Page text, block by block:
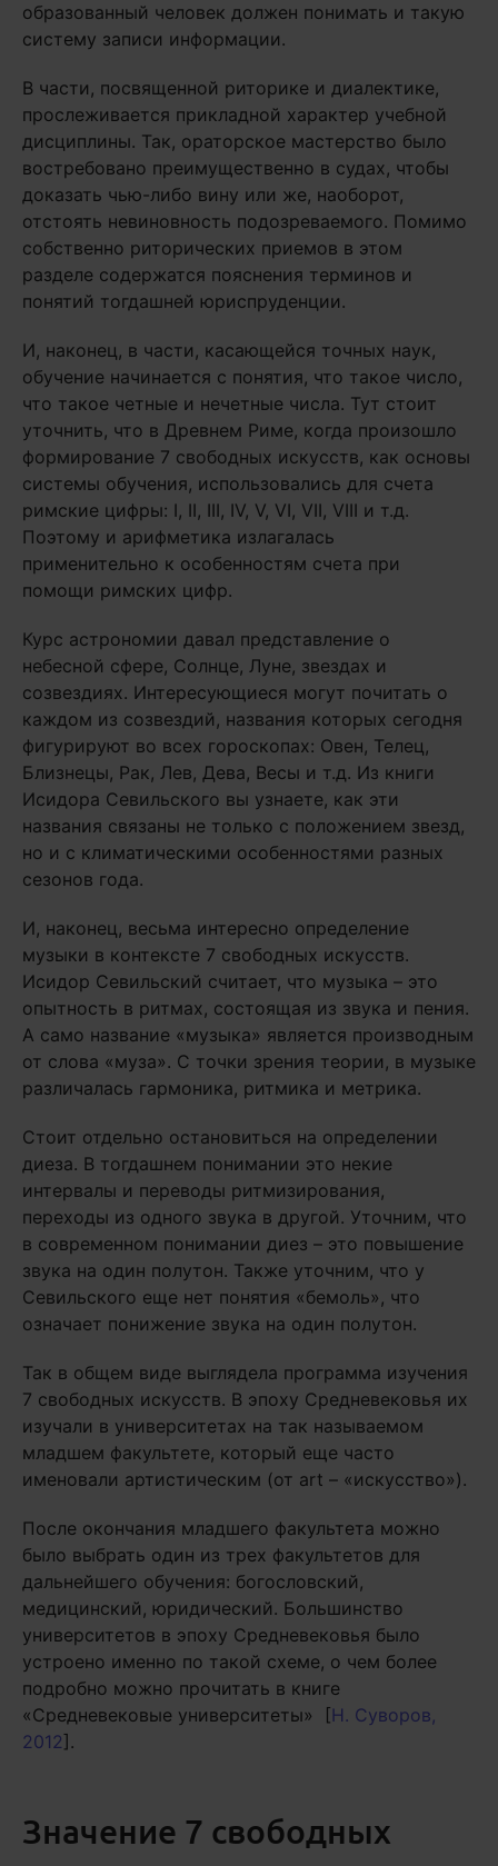
образованный человек должен понимать и такую
систему записи информации.
В части, посвященной риторике и диалектике,
прослеживается прикладной характер учебной
дисциплины. Так, ораторское мастерство было
востребовано преимущественно в судах, чтобы
доказать чью-либо вину или же, наоборот,
отстоять невиновность подозреваемого. Помимо
собственно риторических приемов в этом
разделе содержатся пояснения терминов и
понятий тогдашней юриспруденции.
И, наконец, в части, касающейся точных наук,
обучение начинается с понятия, что такое число,
что такое четные и нечетные числа. Тут стоит
уточнить, что в Древнем Риме, когда произошло
формирование 7 свободных искусств, как основы
системы обучения, использовались для счета
римские цифры: I, II, III, IV, V, VI, VII, VIII и т.д.
Поэтому и арифметика излагалась
применительно к особенностям счета при
помощи римских цифр.
Курс астрономии давал представление о
небесной сфере, Солнце, Луне, звездах и
созвездиях. Интересующиеся могут почитать о
каждом из созвездий, названия которых сегодня
фигурируют во всех гороскопах: Овен, Телец,
Близнецы, Рак, Лев, Дева, Весы и т.д. Из книги
Исидора Севильского вы узнаете, как эти
названия связаны не только с положением звезд,
но и с климатическими особенностями разных
сезонов года.
И, наконец, весьма интересно определение
музыки в контексте 7 свободных искусств.
Исидор Севильский считает, что музыка – это
опытность в ритмах, состоящая из звука и пения.
А само название «музыка» является производным
от слова «муза». С точки зрения теории, в музыке
различалась гармоника, ритмика и метрика.
Стоит отдельно остановиться на определении
диеза. В тогдашнем понимании это некие
интервалы и переводы ритмизирования,
переходы из одного звука в другой. Уточним, что
в современном понимании диез – это повышение
звука на один полутон. Также уточним, что у
Севильского еще нет понятия «бемоль», что
означает понижение звука на один полутон.
Так в общем виде выглядела программа изучения
7 свободных искусств. В эпоху Средневековья их
изучали в университетах на так называемом
младшем факультете, который еще часто
именовали артистическим (от art – «искусство»).
После окончания младшего факультета можно
было выбрать один из трех факультетов для
дальнейшего обучения: богословский,
медицинский, юридический. Большинство
университетов в эпоху Средневековья было
устроено именно по такой схеме, о чем более
подробно можно прочитать в книге
«Средневековые университеты» [Н. Суворов,
2012].
Значение 7 свободных